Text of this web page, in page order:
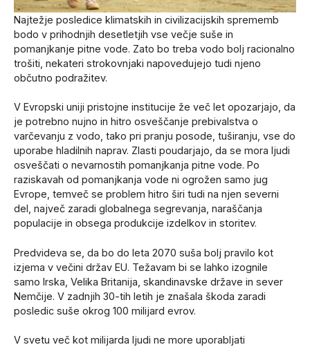
Najtežje posledice klimatskih in civilizacijskih sprememb
bodo v prihodnjih desetletjih vse večje suše in
pomanjkanje pitne vode. Zato bo treba vodo bolj racionalno
trošiti, nekateri strokovnjaki napovedujejo tudi njeno
občutno podražitev.
V Evropski uniji pristojne institucije že več let opozarjajo, da
je potrebno nujno in hitro osveščanje prebivalstva o
varčevanju z vodo, tako pri pranju posode, tuširanju, vse do
uporabe hladilnih naprav. Zlasti poudarjajo, da se mora ljudi
osveščati o nevarnostih pomanjkanja pitne vode. Po
raziskavah od pomanjkanja vode ni ogrožen samo jug
Evrope, temveč se problem hitro širi tudi na njen severni
del, največ zaradi globalnega segrevanja, naraščanja
populacije in obsega produkcije izdelkov in storitev.
Predvideva se, da bo do leta 2070 suša bolj pravilo kot
izjema v večini držav EU. Težavam bi se lahko izognile
samo Irska, Velika Britanija, skandinavske države in sever
Nemčije. V zadnjih 30-tih letih je znašala škoda zaradi
posledic suše okrog 100 milijard evrov.
V svetu več kot milijarda ljudi ne more uporabljati